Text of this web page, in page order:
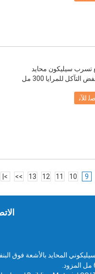
تسرب سيليكون محايد
التآكل للمرايا 300 مل
ﺍﻶﻧ
9
10
11
12
13
>>
>|